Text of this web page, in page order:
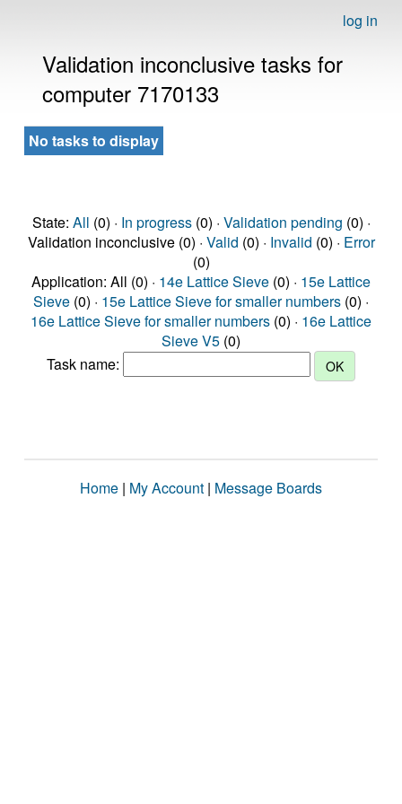
log in
Validation inconclusive tasks for
computer 7170133
No tasks to display
State: All (0) · In progress(0) · Validation pending (0) ·
Validation inconclusive (0) · Valid (0) · Invalid (0) · Error
(0)
Application: All (0) · 14e Lattice Sieve (0) · 15e Lattice
Sieve (0) · 15e Lattice Sieve for smaller numbers (0) ·
16e Lattice Sieve for smaller numbers (0) · 16e Lattice
Sieve V5 (0)
Task name:
Home | My Account | Message Boards